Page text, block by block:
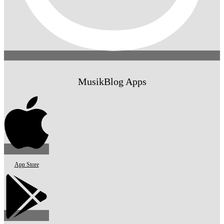
MusikBlog Apps
App Store